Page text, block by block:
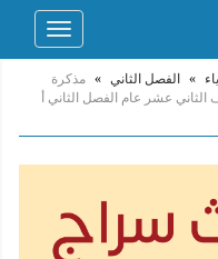
Toggle
» الفصل الثاني » مذكرة
الثاني عشر عام الفصل الثاني أ